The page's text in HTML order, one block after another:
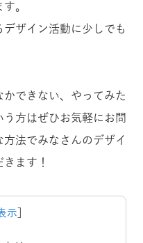
。
ザイン活動に少しでも
できない、やってみた
方はぜひお気軽にお問
法でみなさんのデザイ
ます！
示